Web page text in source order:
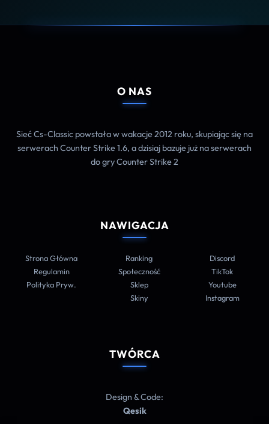
O NAS
Sieć Cs-Classic powstała w wakacje 2012 roku, skupiając się na
serwerach Counter Strike 1.6, a dzisiaj bazuje już na serwerach
do gry Counter Strike 2
NAWIGACJA
Strona Główna
Regulamin
Polityka Pryw.
Ranking
Społeczność
Sklep
Skiny
Discord
TikTok
Youtube
Instagram
TWÓRCA
Design & Code:
Qesik